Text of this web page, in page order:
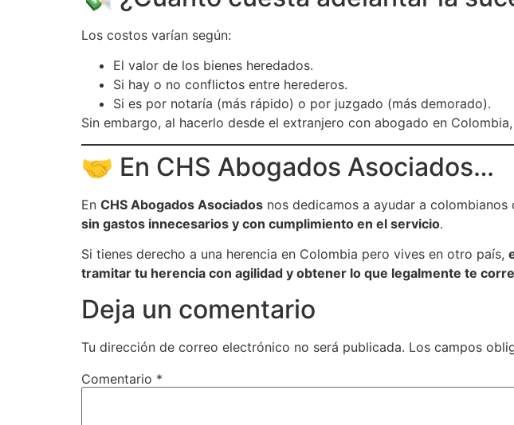
Los costos varían según:
El valor de los bienes heredados.
Si hay o no conflictos entre herederos.
Si es por notaría (más rápido) o por juzgado (más demorado).
Sin embargo, al hacerlo desde el extranjero con abogado en Colombia,
🤝 En CHS Abogados Asociados…
En CHS Abogados Asociados nos dedicamos a ayudar a
sin gastos innecesarios y con cumplimiento en el servicio.
Si tienes derecho a una herencia en Colombia pero vives en otro país,
tramitar tu herencia con agilidad y obtener lo que legalmente te
Deja un comentario
Tu dirección de correo electrónico no será publicada. Los campos
Comentario *